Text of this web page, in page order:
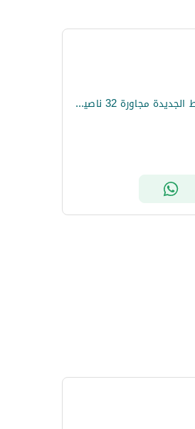
ارض بمنطقة الاكثر تميز مدينة دمياط الجديدة مجاورة 32 ناصية صريحة ع الطريق الدولي المثلث